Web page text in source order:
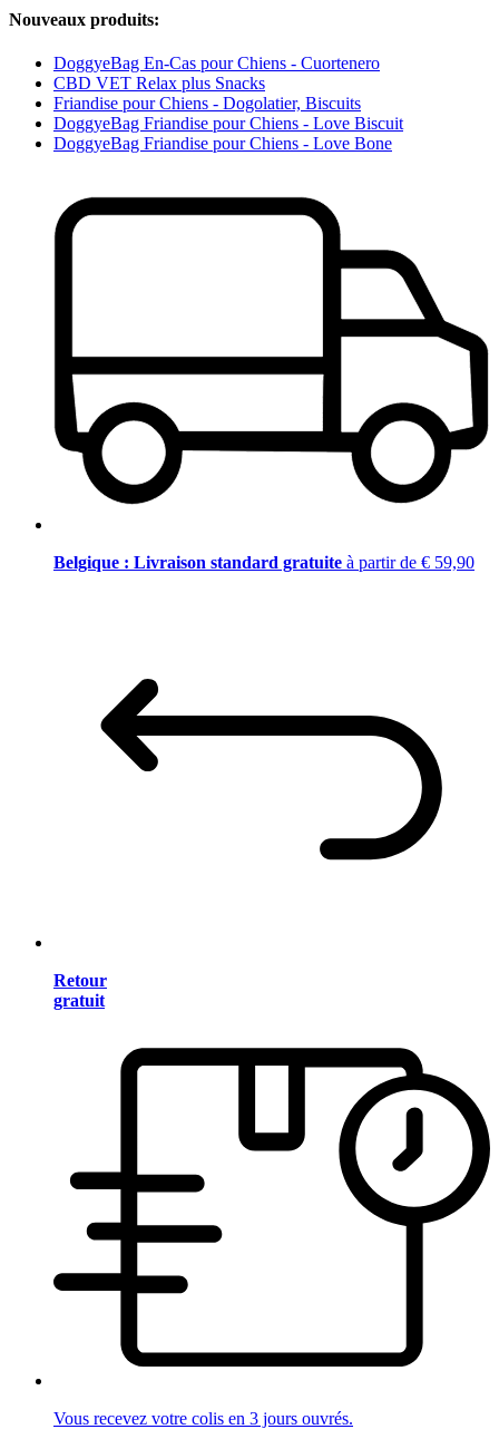
Nouveaux produits:
DoggyeBag En-Cas pour Chiens - Cuortenero
CBD VET Relax plus Snacks
Friandise pour Chiens - Dogolatier, Biscuits
DoggyeBag Friandise pour Chiens - Love Biscuit
DoggyeBag Friandise pour Chiens - Love Bone
Belgique : Livraison standard gratuite à partir de € 59,90
Retour
gratuit
Vous recevez votre colis en 3 jours ouvrés.